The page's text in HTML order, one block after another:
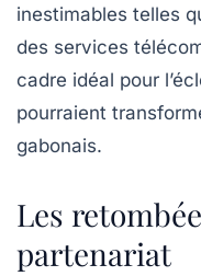
inestimables telles
des services
cadre idéal pour
pourraient
gabonais.
Les
partenariat